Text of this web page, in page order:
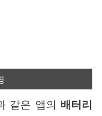
같은 앱의 배터리